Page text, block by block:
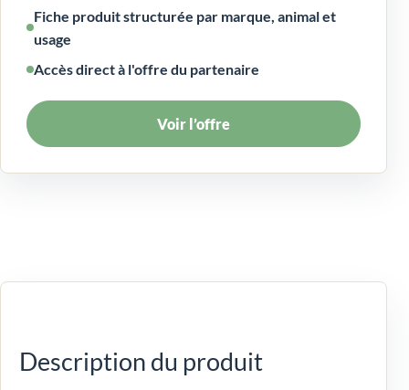
Fiche produit structurée par marque, animal et
usage
Accès direct à l'offre du partenaire
Voir l’offre
Description du produit